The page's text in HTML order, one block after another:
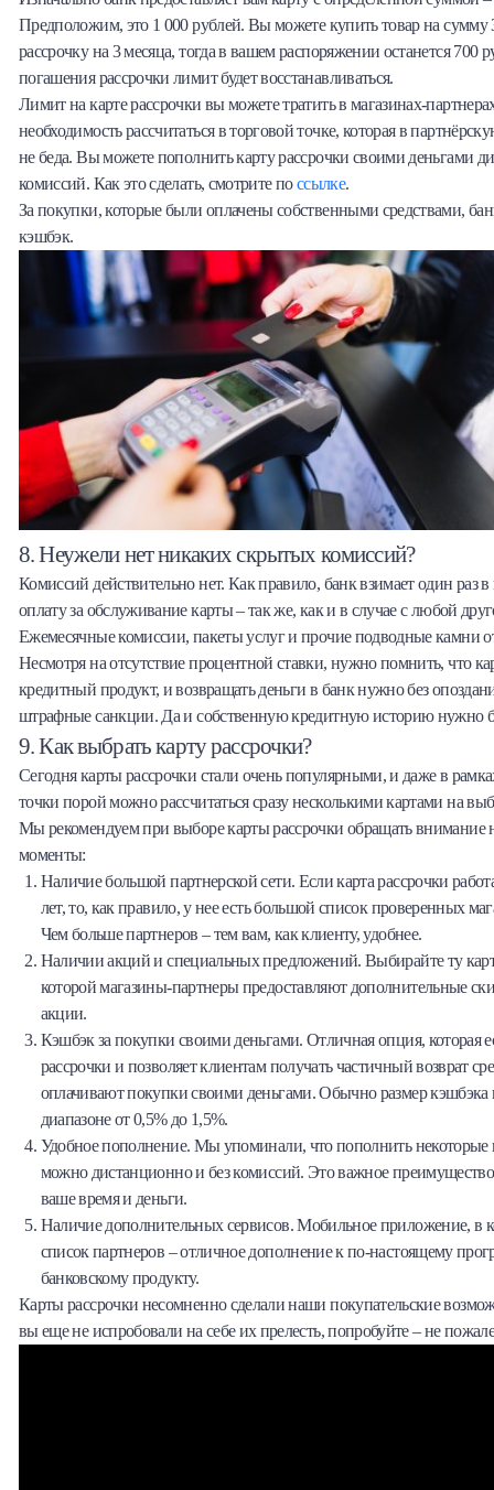
Предположим, это 1 000 рублей. Вы можете купить товар на сумму
рассрочку на 3 месяца, тогда в вашем распоряжении останется 700
погашения рассрочки лимит будет восстанавливаться.
Лимит на карте рассрочки вы можете тратить в магазинах-
необходимость рассчитаться в торговой точке, которая в
не беда. Вы можете пополнить карту рассрочки своими деньгами
комиссий. Как это сделать, смотрите поссылке.
За покупки, которые были оплачены собственными средствами,
кэшбэк.
8. Неужели нет никаких скрытых комиссий?
Комиссий действительно нет. Как правило, банк взимает один раз
оплату за обслуживание карты – так же, как и в случае с любой
Ежемесячные комиссии, пакеты услуг и прочие подводные камни
Несмотря на отсутствие процентной ставки, нужно помнить, что
кредитный продукт, и возвращать деньги в банк нужно без
штрафные санкции. Да и собственную кредитную историю нужно
9. Как выбрать карту рассрочки?
Сегодня карты рассрочки стали очень популярными, и даже в
точки порой можно рассчитаться сразу несколькими картами на
Мы рекомендуем при выборе карты рассрочки обращать внимание
моменты:
Наличие большой партнерской сети. Если карта рассрочки
лет, то, как правило, у нее есть большой список проверенных
Чем больше партнеров – тем вам, как клиенту, удобнее.
Наличии акций и специальных предложений. Выбирайте ту
которой магазины-партнеры предоставляют дополнительные
акции.
Кэшбэк за покупки своими деньгами. Отличная опция, которая
рассрочки и позволяет клиентам получать частичный возврат
оплачивают покупки своими деньгами. Обычно размер кэшбэка
диапазоне от 0,5% до 1,5%.
Удобное пополнение. Мы упоминали, что пополнить некоторые
можно дистанционно и без комиссий. Это важное
ваше время и деньги.
Наличие дополнительных сервисов. Мобильное приложение, в
список партнеров – отличное дополнение к по-настоящему
банковскому продукту.
Карты рассрочки несомненно сделали наши покупательские
вы еще не испробовали на себе их прелесть, попробуйте – не